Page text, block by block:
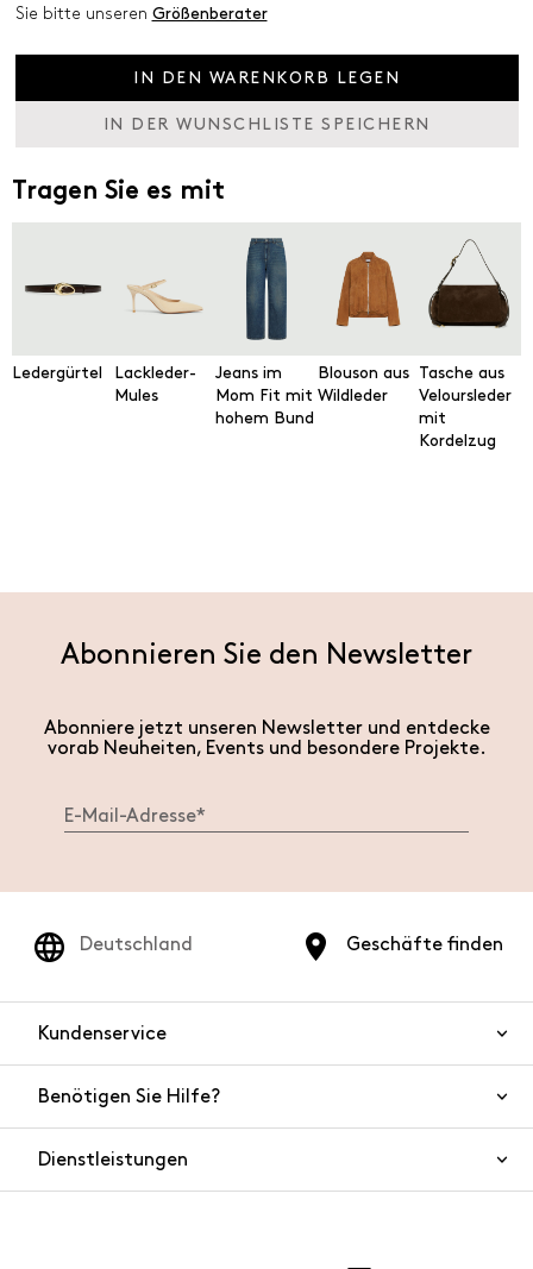
Sie bitte unseren Größenberater
IN DEN WARENKORB LEGEN
IN DER WUNSCHLISTE SPEICHERN
Tragen Sie es mit
Ledergürtel
Lackleder-
Mules
Jeans im
Mom Fit mit
hohem Bund
Blouson aus
Wildleder
Tasche aus
Veloursleder
mit
Kordelzug
Abonnieren Sie den Newsletter
Abonniere jetzt unseren Newsletter und entdecke
vorab Neuheiten, Events und besondere Projekte.
Geschäfte finden
Deutschland
Kundenservice
Kontaktieren Sie uns
Benötigen Sie Hilfe?
Dienstleistungen